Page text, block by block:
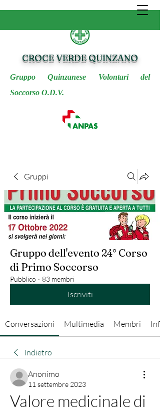
CROCE VERDE QUINZANO
Gruppo Quinzanese Volontari del
Soccorso O.D.V.
Gruppi
Gruppo dell'evento 24° Corso
di Primo Soccorso
Pubblico · 83 membri
Iscriviti
Conversazioni Multimedia Membri Info
Indietro
Anonimo
11 settembre 2023
Valore medicinale di